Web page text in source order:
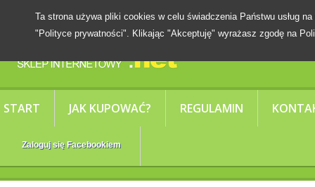
START JAK KUPOWAĆ? REGULAMIN
Zaloguj się Facebookiem
Ta strona używa pliki cookies w celu świadczenia Państwu usług
"Polityce prywatności". Klikając "Akceptuję" wyrażasz zgodę na